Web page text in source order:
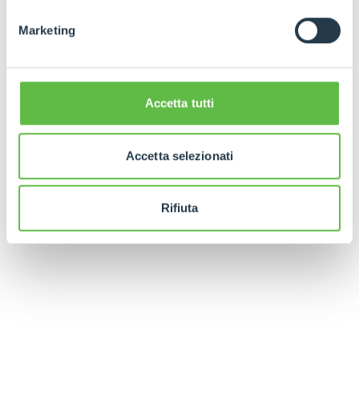
Marketing
Accetta tutti
Accetta selezionati
Rifiuta